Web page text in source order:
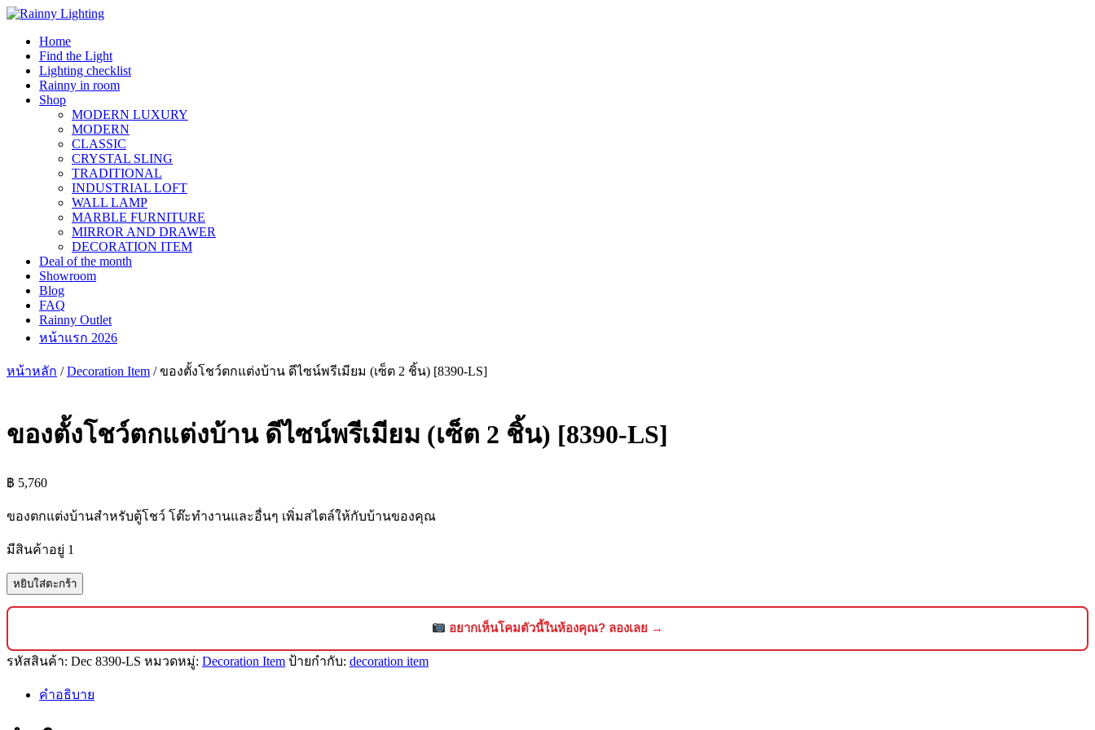
Skip
contentHome
Find the Light
Lighting checklist
Rainny in room
Shop
MODERN LUXURY
MODERN
CLASSIC
CRYSTAL SLING
TRADITIONAL
INDUSTRIAL LOFT
WALL LAMP
MARBLE FURNITURE
MIRROR AND DRAWER
DECORATION ITEM
Deal of the month
Showroom
Blog
FAQ
Rainny Outlet
หน้าแรก 2026
หน้าหลัก /Decoration Item / ของตั้งโชว์ตกแต่งบ้าน ดีไซน์พรีเมียม (เซ็ต 2 ชิ้น) [8390-LS]
ของตั้งโชว์ตกแต่งบ้าน ดีไซน์พรีเมียม (เซ็ต 2 ชิ้น) [8390-LS]
฿ 5,760
ของตกแต่งบ้านสำหรับตู้โชว์ โต๊ะทำงานและอื่นๆ เพิ่มสไตล์ให้กับบ้านของคุณ
มีสินค้าอยู่ 1
จำนวน
โชว์
ตกแต่ง
พรีเมียม
หยิบใส่ตะกร้า
อยากเห็นโคมตัวนี้ในห้องคุณ? ลองเลย →
รหัสสินค้า: Dec 8390-LS หมวดหมู่: Decoration Item ป้ายกำกับ: decoration item
คำอธิบาย